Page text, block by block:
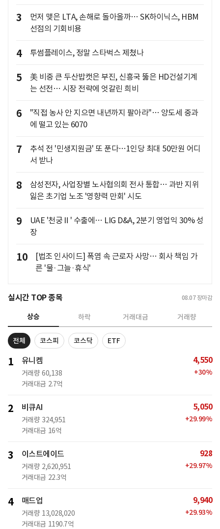
3
먼저 맺은 LTA, 손해로 돌아올까… SK하이닉스, HBM
선점의 기회비용
4 투썸플레이스, 정말 스타벅스 제쳤나
5
美 비중 큰 두산밥캣은 부진, 신흥국 뚫은 HD건설기계
는 선전… 시장 전략에 엇갈린 희비
6
"직접 농사 안 지으면 내년까지 팔아라"… 양도세 중과
에 떨고 있는 6070
7
추석 전 '민생지원금' 또 푼다…1인당 최대 50만원 어디
서 받나
8
삼성전자, 사업장별 노사협의회 전사 통합… 과반 지위
잃은 초기업 노조 '영향력 만회' 시도
9
UAE '천궁Ⅱ' 수출에… LIG D&A, 2분기 영업익 30% 성
장
10
[법조 인사이드] 폭염 속 근로자 사망… 회사 책임 가
른 '물·그늘·휴식'
실시간 TOP 종목 08.07 장마감
상승 하락 거래대금 거래량
전체 코스피 코스닥 ETF
1 유니켐
거래량 60,138
거래대금 2.7억
4,550
+30%
2 비큐AI
거래량 324,951
거래대금 16억
5,050
+29.99%
3 이스트에이드
거래량 2,620,951
거래대금 22.3억
928
+29.97%
4 매드업
거래량 13,028,020
거래대금 1190.7억
9,940
+29.93%